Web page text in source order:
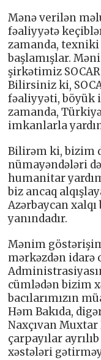
Mənə verilən
fəaliyyətə
zamanda, texniki
başlamışlar.
şirkətimiz
Bilirsiniz ki,
fəaliyyəti, böyük
zamanda,
imkanlarla
Bilirəm ki, bizim
nümayəndələri
humanitar
biz ancaq
Azərbaycan
yanındadır.
Mənim
mərkəzdən idarə
cümlədən bizim
bacılarımızın
Həm Bakıda,
Naxçıvan Muxtar
çarpayılar
xəstələri